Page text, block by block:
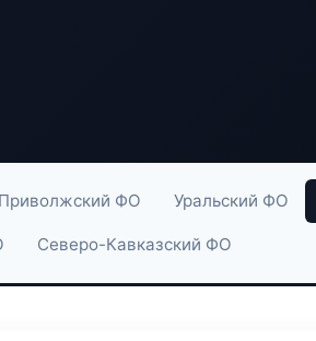
Приволжский ФО Уральский ФО
Северо-Кавказский ФО